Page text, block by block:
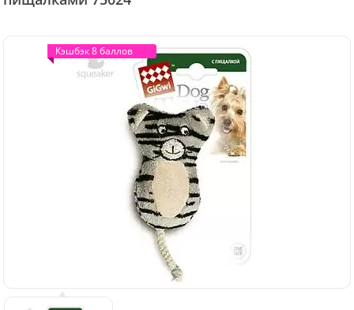
Кэшбэк 8 баллов
Кэшбэк 8 баллов